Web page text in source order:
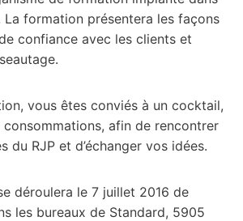
La formation présentera les façons
confiance avec les clients et
vous êtes conviés à un cocktail,
afin de rencontrer
du RJP et d’échanger vos idées.
déroulera le 7 juillet 2016 de
les bureaux de Standard, 5905